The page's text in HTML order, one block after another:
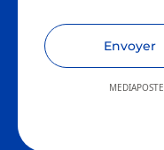
Envoyer